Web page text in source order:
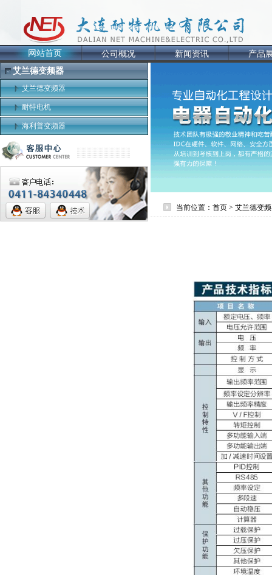
网站首页 公司概况 新闻资讯
产品
艾兰德变频器
艾兰德变频器
耐特电机
海利普变频器
当前位置：首页 > 艾兰德变